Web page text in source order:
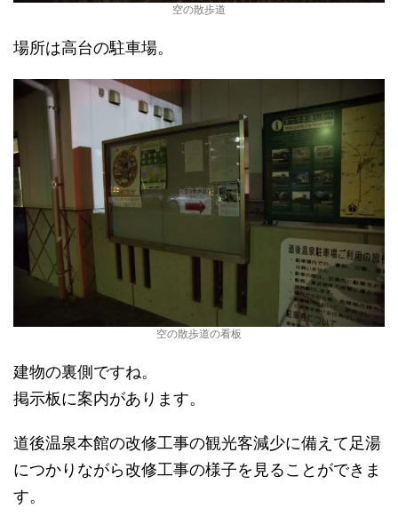
空の散歩道
場所は高台の駐車場。
空の散歩道の看板
建物の裏側ですね。
掲示板に案内があります。
道後温泉本館の改修工事の観光客減少に備えて足湯
につかりながら改修工事の様子を見ることができま
す。